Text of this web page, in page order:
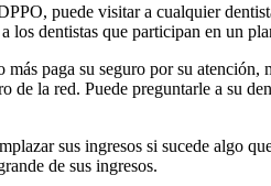
puede visitar a cualquier
los dentistas que participan en un
paga su seguro por su
de la red. Puede preguntarle a su
sus ingresos si sucede algo
de sus ingresos.